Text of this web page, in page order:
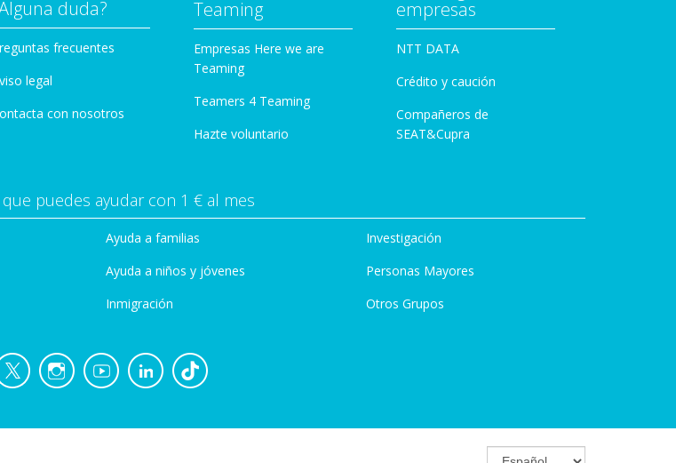
duda?
frecuentes
legal
con nosotros
Teaming
Empresas Here we are
Teaming
Teamers 4 Teaming
Hazte voluntario
empresas
NTT DATA
Crédito y caución
Compañeros de
SEAT&Cupra
puedes ayudar con 1 € al mes
Ayuda a familias
Ayuda a niños y jóvenes
Inmigración
Investigación
Personas Mayores
Otros Grupos